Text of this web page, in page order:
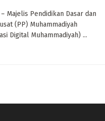
– Majelis Pendidikan Dasar dan
(PP) Muhammadiyah
Digital Muhammadiyah) ...